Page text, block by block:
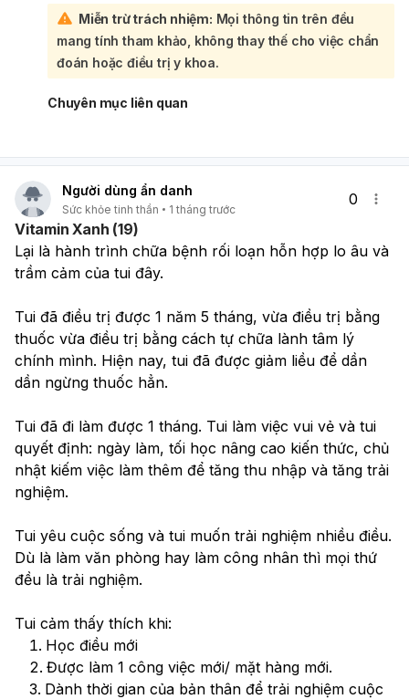
thất bại. Điều quan trọng là bạn đã nhận ra đó là triệu
chứng bệnh, biết trấn tĩnh bản thân và vẫn tiếp tục cố
gắng:
Bạn nên tiếp tục:
Uống thuốc đúng liều, đúng giờ, không tự ý ngưng.
Chia kế hoạch lớn thành các việc rất nhỏ, dễ làm hơn.
Theo dõi triệu chứng và tái khám đúng hẹn để bác sĩ
mất ngủ nặng hơn, hoặc xuất hiện ý nghĩ làm hại bản
thân, bạn cần đi khám ngay hoặc liên hệ bác sĩ/ người
thân hỗ trợ. Bạn đang đi đúng hướng, cứ kiên trì từng
chút một.
Miễn trừ trách nhiệm: Mọi thông tin trên đều
mang tính tham khảo, không thay thế cho việc chẩn
đoán hoặc điều trị y khoa.
Chuyên mục liên quan
Người dùng ẩn danh
Sức khỏe tinh thần 1 tháng trước
0
Vitamin Xanh (19)
Lại là hành trình chữa bệnh rối loạn hỗn hợp lo âu và
trầm cảm của tui đây.
Tui đã điều trị được 1 năm 5 tháng, vừa điều trị bằng
thuốc vừa điều trị bằng cách tự chữa lành tâm lý
chính mình. Hiện nay, tui đã được giảm liều để dần
dần ngừng thuốc hẳn.
Tui đã đi làm được 1 tháng. Tui làm việc vui vẻ và tui
quyết định: ngày làm, tối học nâng cao kiến thức, chủ
nhật kiếm việc làm thêm để tăng thu nhập và tăng trải
nghiệm.
Tui yêu cuộc sống và tui muốn trải nghiệm nhiều điều.
Dù là làm văn phòng hay làm công nhân thì mọi thứ
đều là trải nghiệm.
Tui cảm thấy thích khi:
Học điều mới
Được làm 1 công việc mới/ mặt hàng mới.
Dành thời gian của bản thân để trải nghiệm cuộc